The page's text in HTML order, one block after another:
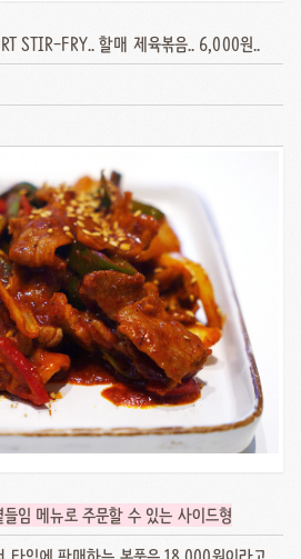
STIR-FRY.. 할매 제육볶음.. 6,000원..
임 메뉴로 주문할 수 있는 사이드형